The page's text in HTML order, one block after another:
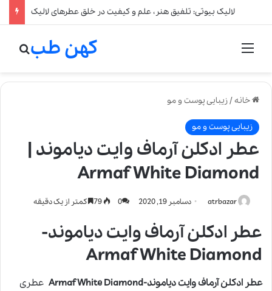
لالیک بیوتی: تلفیق هنر، علم و کیفیت در خلق عطرهای لالیک
منو کهن طب
خانه/زیبایی پوست و مو
زیبایی پوست و مو
عطر ادکلن آرماف وایت دیاموند |
Armaf White Diamond
atrbazar دسامبر 19, 2020 0 کمتر از یک دقیقه
عطر ادکلن آرماف وایت دیاموند-
Armaf White Diamond
عطر ادکلن آرماف وایت دیاموند-Armaf White Diamond
عطری